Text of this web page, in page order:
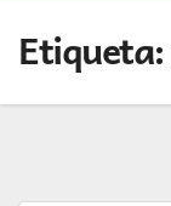
Etiqueta: